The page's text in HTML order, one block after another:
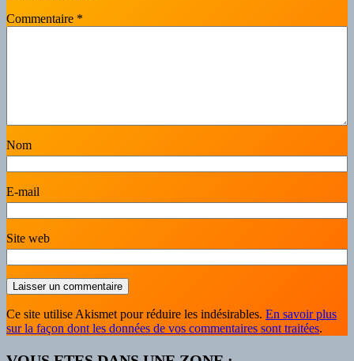
Commentaire *
Nom
E-mail
Site web
Ce site utilise Akismet pour réduire les indésirables. En savoir plus
sur la façon dont les données de vos commentaires sont traitées.